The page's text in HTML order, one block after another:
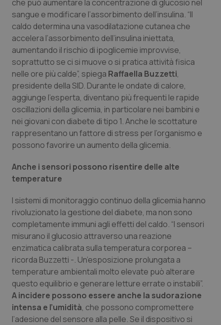
Marche
Molise
Piemonte
Provincia Autonoma di Bolzano
Provincia Autonoma di Trento
Puglia
Sardegna
Toscana
Umbria
Valle D’Aosta
Veneto
Donna & Salute
Epatiti
HIV
Infezioni & Febbre
Ipertensione & Scompenso
Malattie rare
Malattia di Crohn & Rettocolite Ulcerosa
Obesità
Oftalmologia
Oncodermatologia
Oncoematologia
Oncologia & Nutrizione
che può aumentare la concentrazione di glucosio nel
sangue e modificare l’assorbimento dell’insulina. “Il
caldo determina una vasodilatazione cutanea che
accelera l’assorbimento dell’insulina iniettata,
aumentando il rischio di ipoglicemie improvvise,
soprattutto se ci si muove o si pratica attività fisica
nelle ore più calde”, spiega Raffaella Buzzetti,
presidente della SID. Durante le ondate di calore,
aggiunge l’esperta, diventano più frequenti le rapide
oscillazioni della glicemia, in particolare nei bambini e
nei giovani con diabete di tipo 1. Anche le scottature
rappresentano un fattore di stress per l’organismo e
possono favorire un aumento della glicemia.
Anche i sensori possono risentire delle alte
temperature
I sistemi di monitoraggio continuo della glicemia hanno
rivoluzionato la gestione del diabete, ma non sono
completamente immuni agli effetti del caldo. “I sensori
misurano il glucosio attraverso una reazione
enzimatica calibrata sulla temperatura corporea –
ricorda Buzzetti -. Un’esposizione prolungata a
temperature ambientali molto elevate può alterare
questo equilibrio e generare letture errate o instabili”.
A incidere possono essere anche la sudorazione
intensa e l’umidità, che possono compromettere
l’adesione del sensore alla pelle. Se il dispositivo si